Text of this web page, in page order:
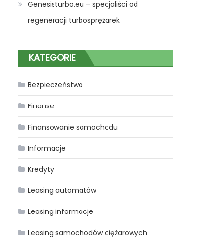
Genesisturbo.eu – specjaliści od
regeneracji turbosprężarek
KATEGORIE
Bezpieczeństwo
Finanse
Finansowanie samochodu
Informacje
Kredyty
Leasing automatów
Leasing informacje
Leasing samochodów ciężarowych